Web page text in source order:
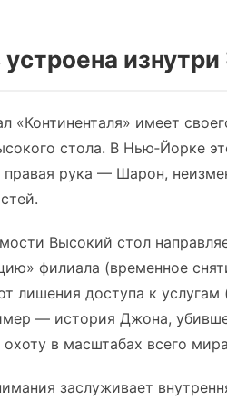
изнутри
«Континенталя» имеет
стола. В Нью‑Йорке
правая рука — Шарон,
Высокий стол
филиала (временное
лишения доступа к
— история Джона,
охоту в масштабах всего
заслуживает